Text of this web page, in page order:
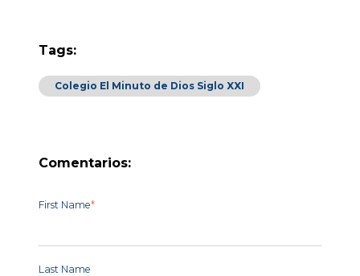
Tags:
Colegio El Minuto de Dios Siglo XXI
Comentarios:
First Name*
Last Name